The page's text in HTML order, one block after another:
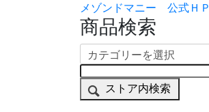
メゾンドマニー 公式ＨＰ
商品検索
ストア内検索